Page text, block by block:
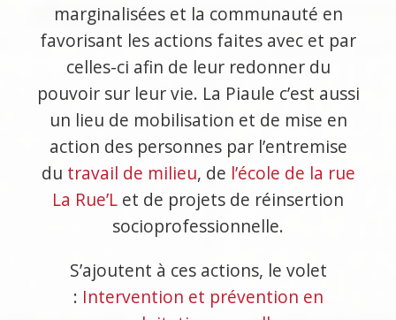
marginalisées et la communauté en
favorisant les actions faites avec et par
celles-ci afin de leur redonner du
pouvoir sur leur vie. La Piaule c’est aussi
un lieu de mobilisation et de mise en
action des personnes par l’entremise
du travail de milieu, de l’école de la rue
La Rue’L et de projets de réinsertion
socioprofessionnelle.
S’ajoutent à ces actions, le volet
: Intervention et prévention en